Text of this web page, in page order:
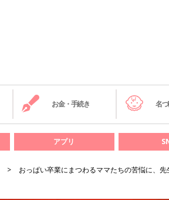
お金・手続き 名
アプリ
おっぱい卒業にまつわるママたちの苦悩に、